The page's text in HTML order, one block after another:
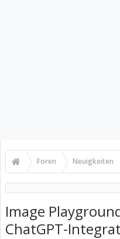
Foren Neuigkeiten
Image
ChatGPT-